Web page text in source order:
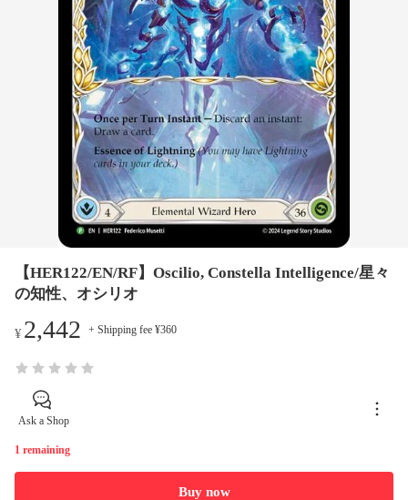
【HER122/EN/RF】Oscilio, Constella Intelligence/星々
の知性、オシリオ
¥2,442 + Shipping fee ¥360
Ask a Shop
1 remaining
Buy now